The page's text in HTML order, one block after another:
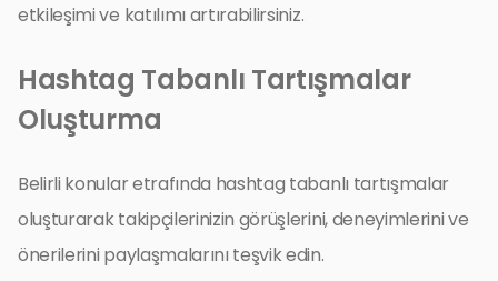
etkileşimi ve katılımı artırabilirsiniz.
Hashtag Tabanlı Tartışmalar
Oluşturma
Belirli konular etrafında hashtag tabanlı tartışmalar
oluşturarak takipçilerinizin görüşlerini, deneyimlerini ve
önerilerini paylaşmalarını teşvik edin.